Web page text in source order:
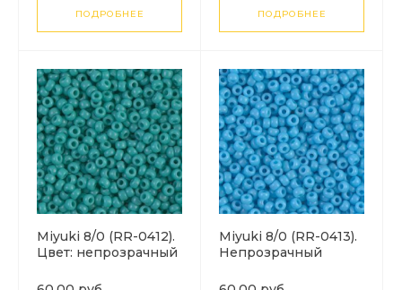
ПОДРОБНЕЕ ПОДРОБНЕЕ
Miyuki 8/0 (RR-0412).
Цвет: непрозрачный
(Opaque Turquoise
Miyuki 8/0 (RR-0413).
Непрозрачный
(Opaque Turquoise